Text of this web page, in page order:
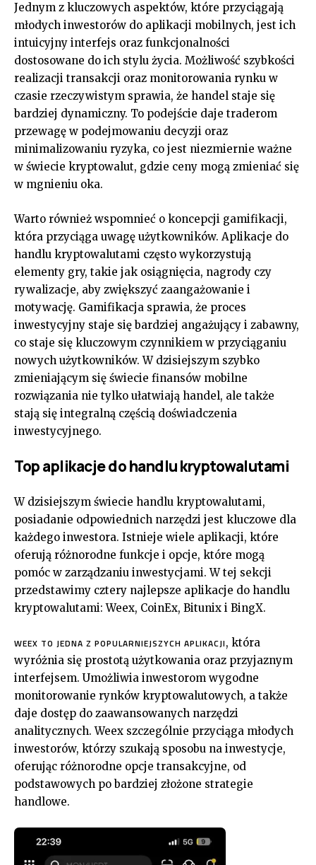
Jednym z kluczowych aspektów, które przyciągają
młodych inwestorów do aplikacji mobilnych, jest ich
intuicyjny interfejs oraz funkcjonalności
dostosowane do ich stylu życia. Możliwość szybkości
realizacji transakcji oraz monitorowania rynku w
czasie rzeczywistym sprawia, że handel staje się
bardziej dynamiczny. To podejście daje traderom
przewagę w podejmowaniu decyzji oraz
minimalizowaniu ryzyka, co jest niezmiernie ważne
w świecie kryptowalut, gdzie ceny mogą zmieniać się
w mgnieniu oka.
Warto również wspomnieć o koncepcji gamifikacji,
która przyciąga uwagę użytkowników. Aplikacje do
handlu kryptowalutami często wykorzystują
elementy gry, takie jak osiągnięcia, nagrody czy
rywalizacje, aby zwiększyć zaangażowanie i
motywację. Gamifikacja sprawia, że proces
inwestycyjny staje się bardziej angażujący i zabawny,
co staje się kluczowym czynnikiem w przyciąganiu
nowych użytkowników. W dzisiejszym szybko
zmieniającym się świecie finansów mobilne
rozwiązania nie tylko ułatwiają handel, ale także
stają się integralną częścią doświadczenia
inwestycyjnego.
Top aplikacje do handlu kryptowalutami
W dzisiejszym świecie handlu kryptowalutami,
posiadanie odpowiednich narzędzi jest kluczowe dla
każdego inwestora. Istnieje wiele aplikacji, które
oferują różnorodne funkcje i opcje, które mogą
pomóc w zarządzaniu inwestycjami. W tej sekcji
przedstawimy cztery najlepsze aplikacje do handlu
kryptowalutami: Weex, CoinEx, Bitunix i BingX.
WEEX TO JEDNA Z POPULARNIEJSZYCH APLIKACJI, która
wyróżnia się prostotą użytkowania oraz przyjaznym
interfejsem. Umożliwia inwestorom wygodne
monitorowanie rynków kryptowalutowych, a także
daje dostęp do zaawansowanych narzędzi
analitycznych. Weex szczególnie przyciąga młodych
inwestorów, którzy szukają sposobu na inwestycje,
oferując różnorodne opcje transakcyjne, od
podstawowych po bardziej złożone strategie
handlowe.